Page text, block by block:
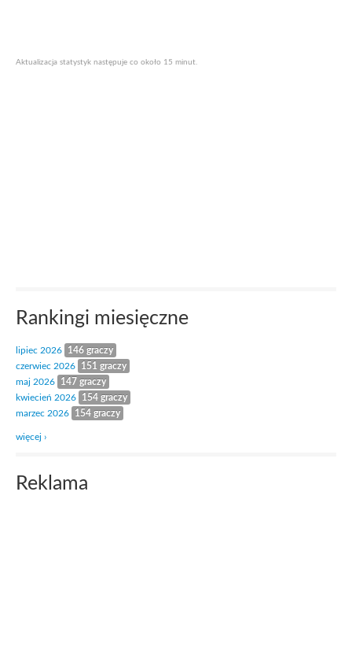
Aktualizacja statystyk następuje co około 15 minut.
Rankingi miesięczne
lipiec 2026
146 graczy
czerwiec 2026
151 graczy
maj 2026
147 graczy
kwiecień 2026
154 graczy
marzec 2026
154 graczy
więcej ›
Reklama